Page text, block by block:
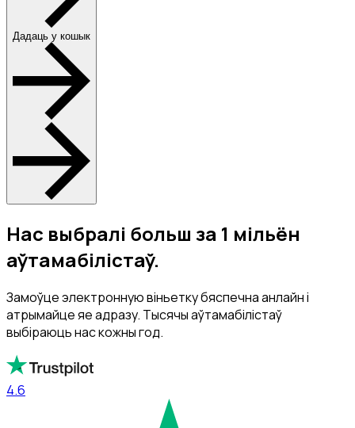
Дадаць у кошык
Нас выбралі больш за 1 мільён
аўтамабілістаў.
Замоўце электронную віньетку бяспечна анлайн і
атрымайце яе адразу. Тысячы аўтамабілістаў
выбіраюць нас кожны год.
4.6